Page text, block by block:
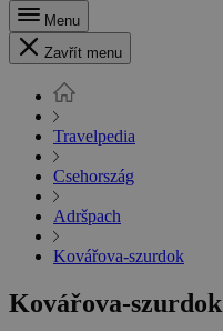
Menu
Zavřít menu
Travelpedia
Csehország
Adršpach
Kovářova-szurdok
Kovářova-szurdok